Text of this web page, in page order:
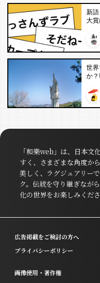
新
大
世
か
「和樂web」は、日本文
すく、さまざまな角度か
美しく、ラグジュアリー
ク。伝統を守り継ぎなが
化の世界をお楽しみくださ
広告掲載をご検討の方へ
プライバシーポリシー
画像使用・著作権